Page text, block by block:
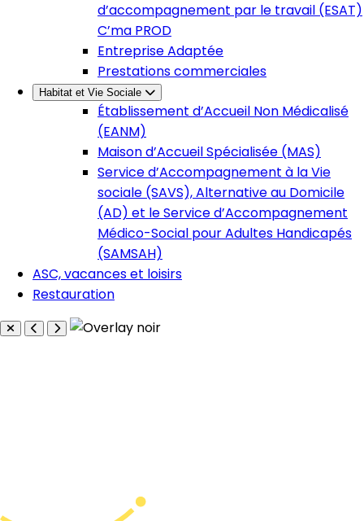
d’accompagnement par le travail (ESAT)
C’ma PROD
Entreprise Adaptée
Prestations commerciales
Habitat et Vie Sociale
Établissement d’Accueil Non Médicalisé
(EANM)
Maison d’Accueil Spécialisée (MAS)
Service d’Accompagnement à la Vie
sociale (SAVS), Alternative au Domicile
(AD) et le Service d’Accompagnement
Médico-Social pour Adultes Handicapés
(SAMSAH)
ASC, vacances et loisirs
Restauration